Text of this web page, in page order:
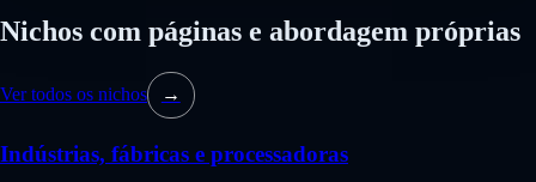
Nichos com páginas e abordagem próprias
Ver todos os nichos →
Indústrias, fábricas e processadoras